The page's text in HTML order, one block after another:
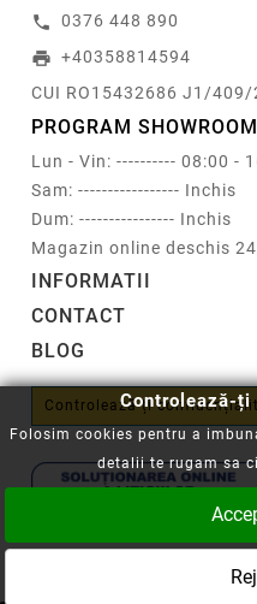
call 0376 448 890
print +40358814594
CUI RO15432686 J1/409/
PROGRAM SHOWROOM
Lun - Vin: ---------- 08:00 -
Sam: ----------------- Inchis
Dum: ---------------- Inchis
Magazin online deschis
INFORMATII
CONTACT
BLOG
Controlează-ți
Copyright ©
Controlează-
Folosim cookies pentru a
detalii te rugam sa